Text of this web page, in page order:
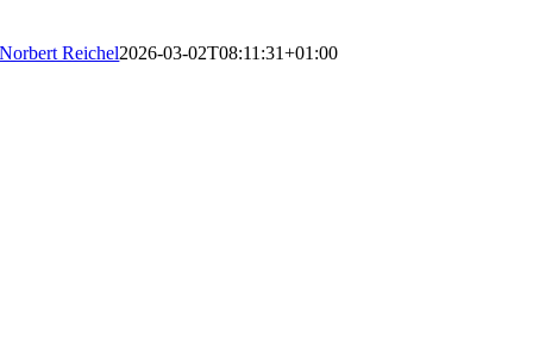
Norbert Reichel2026-03-02T08:11:31+01:00